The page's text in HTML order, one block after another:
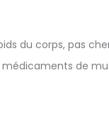
du corps, pas
de